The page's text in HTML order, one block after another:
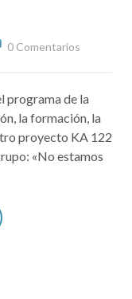
0 Comentarios
programa de la
la formación, la
proyecto KA 122
«No estamos